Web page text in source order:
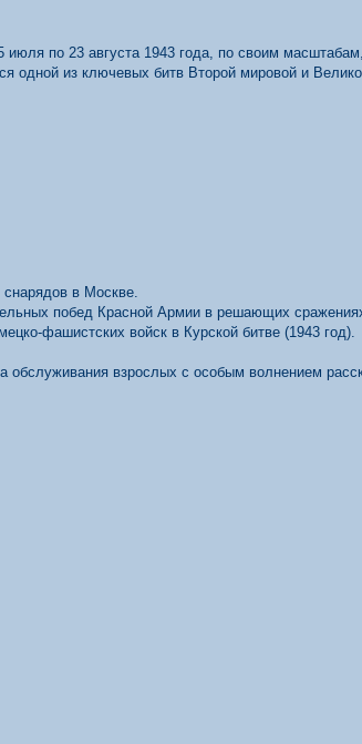
по 23 августа 1943 года, по своим
одной из ключевых битв Второй мировой и
в Москве.
побед Красной Армии в решающих
фашистских войск в Курской битве (1943 год).
взрослых с особым волнением